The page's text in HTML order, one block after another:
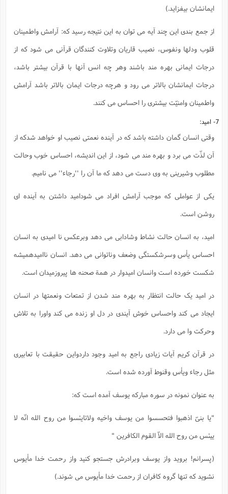
ایمانشان بیفزاید.)
از جمع بندی این چند آیه می توان به این نتیجه رسید که: آرامش واطمینان
قلوب ودلها ونفوس، نصیب قاریان وتلاوت کنندگان قرآنی می شود که از
درجات ایمانی بهره مند باشند وهر چه انس آنها با قرآن بیشتر باشد،
درجات ایمانشان بالاتر می رود و هرچه درجات ایمان بالاتر باشد آرامش
واطمینان وامنیّت بیشتری را احساس می کنند.
7- امید:
وقتی انسان گمان داشته باشد که در آینده نعمتی نصیب او خواهد شدکه از
آن لذّت می برد و بهره مند می شود، از این اندیشه، احساس خوب وحالت
مطلوب وشیرینی به وی دست می دهد که ما آن را ''رجاء'' می نامیم.
یکی از عواملی که موجب آرامش افراد می شودامید داشتن به آینده ای
روشن است.
امید، به انسان حالت نشاط وشادابی می دهد وبرعکس نا امیدی به انسان
احساس یأس وسرشکستگی وضعف وناتوانی می دهد. انسان ناامیدهمیشه
شکست خورده است وانسان امیدوار در همة صحنه ها پیروزمیدان است.
در امید یک حالت انتظار به بهره مند شدن از تمتعات ونعمتها در انسان
ایجاد می کند واحساس خوش آیندی در دل او زنده می کند واورا به تلاش
وحرکت وا می دارد.
در قرآن کریم آیات زیادی راجع به امید وجود داردواین حقیقت با تعابیری
مثل رجاء ویأس وقنوط آورده شده است.
به عنوان نمونه در سوره مبارکه یوسف آمده است که:
"یا بنیّ اذهبوا فتحسسوا من یوسف واخیه ولاتایئسوا من روح الله انّه لا
ییئس من روح الله الاّ القوم الکافرین "
(پسرانم! بروید واز یوسف وبرادرش جستجو کنید واز رحمت خدا مأیوس
نشوید که تنها گروه کافران از رحمت خدا مأیوس می شوند.)